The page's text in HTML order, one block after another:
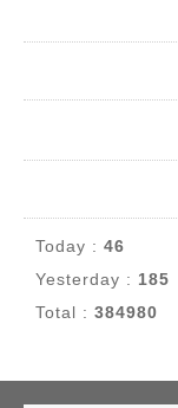
Today : 46
Yesterday : 185
Total : 384980